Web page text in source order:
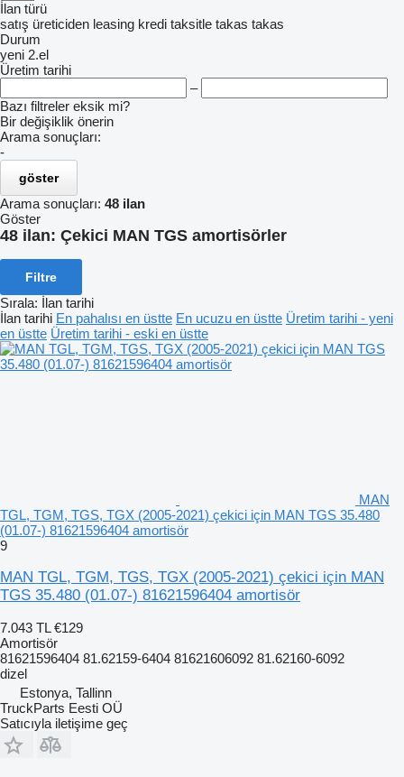
İlan türü
satış üreticiden leasing kredi taksitle takas takas
Durum
yeni 2.el
Üretim tarihi
–
Bazı filtreler eksik mi?
Bir değişiklik önerin
Arama sonuçları:
-
göster
Arama sonuçları: 48 ilan
Göster
48 ilan: Çekici MAN TGS amortisörler
Filtre
Sırala: İlan tarihi
İlan tarihi En pahalısı en üstte En ucuzu en üstte Üretim tarihi - yeni
en üstte Üretim tarihi - eski en üstte
MAN
TGL, TGM, TGS, TGX (2005-2021) çekici için MAN TGS 35.480
(01.07-) 81621596404 amortisör
9
MAN TGL, TGM, TGS, TGX (2005-2021) çekici için MAN
TGS 35.480 (01.07-) 81621596404 amortisör
7.043 TL €129
Amortisör
81621596404 81.62159-6404 81621606092 81.62160-6092
dizel
Estonya, Tallinn
TruckParts Eesti OÜ
Satıcıyla iletişime geç